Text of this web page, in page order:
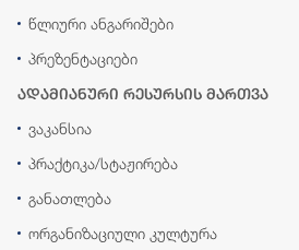
წლიური ანგარიშები
პრეზენტაციები
ადამიანური რესურსის მართვა
ვაკანსია
პრაქტიკა/სტაჟირება
განათლება
ორგანიზაციული კულტურა